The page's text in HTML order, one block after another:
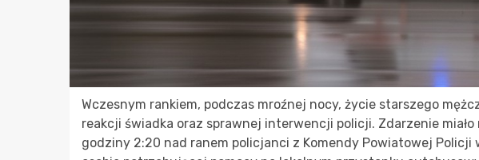
Wczesnym rankiem, podczas mroźnej nocy, życie starszego
reakcji świadka oraz sprawnej interwencji policji. Zdarzenie miało
godziny 2:20 nad ranem policjanci z Komendy Powiatowej Policji